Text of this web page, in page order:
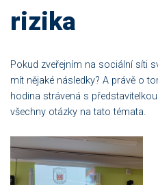
rizika
Pokud zveřejním na sociální síti
mít nějaké následky? A právě o
hodina strávená s
všechny otázky na tato témata.